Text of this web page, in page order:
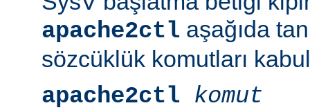
apache2ctl aşağıda
sözcüklük komutları
apache2ctl
komut